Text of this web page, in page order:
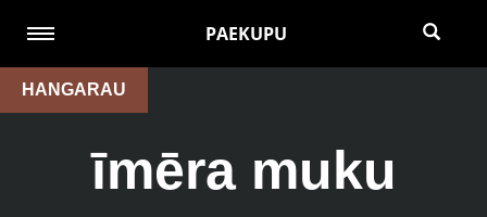
PAEKUPU
HANGARAU
īmēra muku